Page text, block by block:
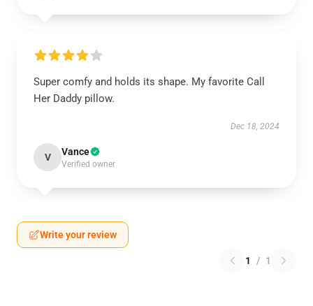
Super comfy and holds its shape. My favorite Call
Her Daddy pillow.
Dec 18, 2024
V Vance
Verified owner
Write your review
1 / 1